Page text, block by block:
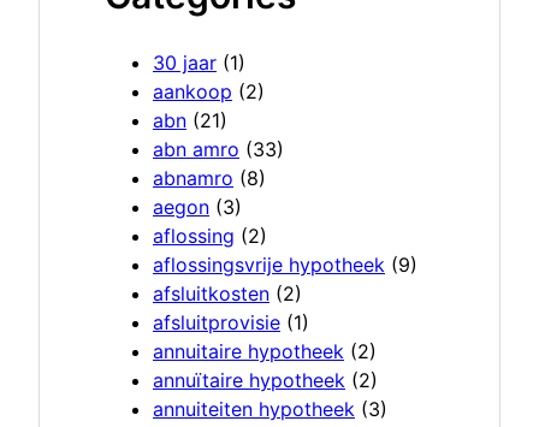
30 jaar (1)
aankoop (2)
abn (21)
abn amro (33)
abnamro (8)
aegon (3)
aflossing (2)
aflossingsvrije hypotheek (9)
afsluitkosten (2)
afsluitprovisie (1)
annuitaire hypotheek (2)
annuïtaire hypotheek (2)
annuiteiten hypotheek (3)